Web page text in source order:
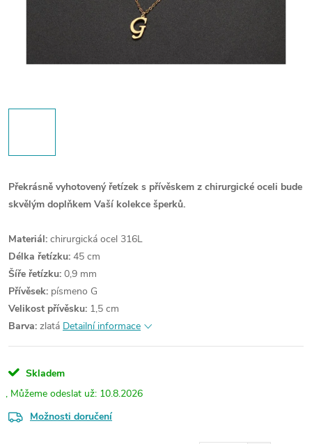
Překrásně vyhotovený řetízek s přívěskem z chirurgické oceli bude
skvělým doplňkem Vaší kolekce šperků.
Materiál: chirurgická ocel 316L
Délka řetízku: 45 cm
Šíře řetízku: 0,9 mm
Přívěsek: písmeno G
Velikost přívěsku: 1,5 cm
Barva: zlatá Detailní informace
Skladem
10.8.2026
Možnosti doručení